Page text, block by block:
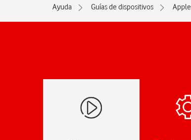
Ayuda Guías de dispositivos Apple